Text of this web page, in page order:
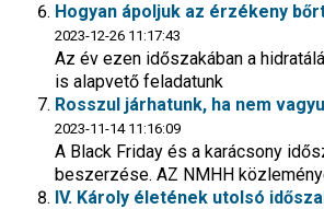
Hogyan ápoljuk az érzékeny
2023-12-26 11:17:43
Az év ezen időszakában a
is alapvető feladatunk
Rosszul járhatunk, ha nem
2023-11-14 11:16:09
A Black Friday és a karácsony
beszerzése. AZ NMHH
IV. Károly életének utolsó